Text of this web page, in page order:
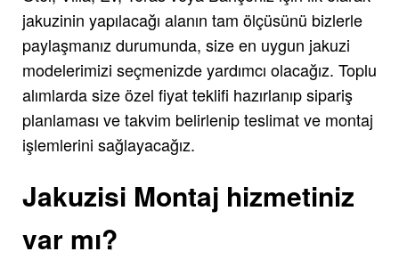
jakuzinin yapılacağı alanın tam ölçüsünü bizlerle
paylaşmanız durumunda, size en uygun jakuzi
modelerimizi seçmenizde yardımcı olacağız. Toplu
alımlarda size özel fiyat teklifi hazırlanıp sipariş
planlaması ve takvim belirlenip teslimat ve montaj
işlemlerini sağlayacağız.
Jakuzisi Montaj hizmetiniz
var mı?